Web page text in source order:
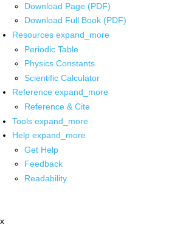
Download Page (PDF)
Download Full Book (PDF)
Resources expand_more
Periodic Table
Physics Constants
Scientific Calculator
Reference expand_more
Reference & Cite
Tools expand_more
Help expand_more
Get Help
Feedback
Readability
x